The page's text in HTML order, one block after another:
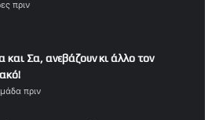
πριν
και Σα, ανεβάζουν κι άλλο τον
πριν